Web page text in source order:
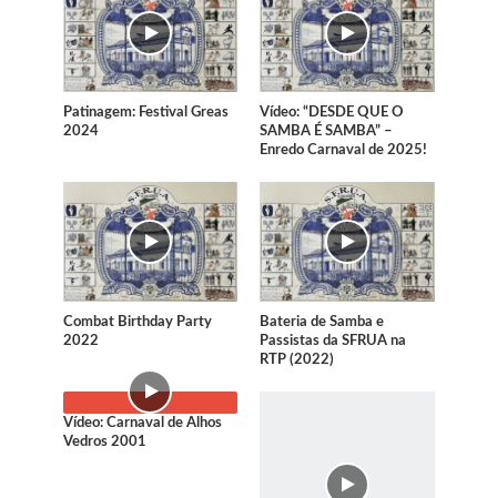
Patinagem: Festival Greas
2024
Vídeo: “DESDE QUE O
SAMBA É SAMBA” –
Enredo Carnaval de 2025!
Combat Birthday Party
2022
Bateria de Samba e
Passistas da SFRUA na
RTP (2022)
Vídeo: Carnaval de Alhos
Vedros 2001